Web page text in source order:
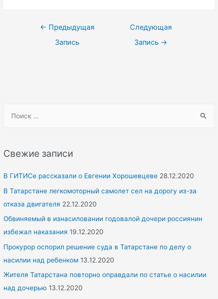
r
h
f
o
r
Свежие записи
В ГИТИСе рассказали о Евгении Хорошевцеве 28.12.2020
В Татарстане легкомоторный самолет сел на дорогу из-за
отказа двигателя 22.12.2020
Обвиняемый в изнасиловании годовалой дочери россиянин
избежал наказания 19.12.2020
Прокурор оспорил решение суда в Татарстане по делу о
насилии над ребенком 13.12.2020
Жителя Татарстана повторно оправдали по статье о насилии
над дочерью 13.12.2020
Навигация
← Предыдущая
Запись
Следующая
Запись →